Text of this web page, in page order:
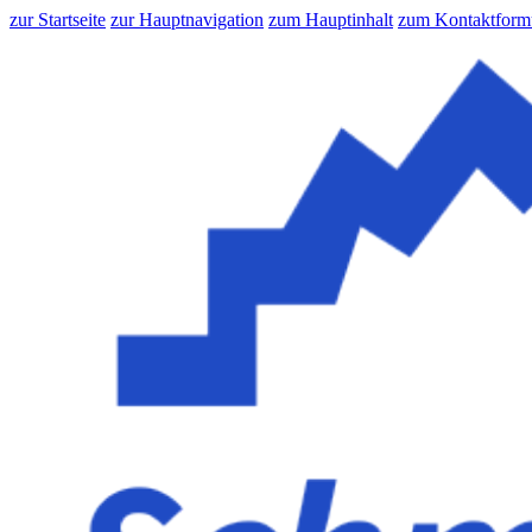
zur Startseite zur Hauptnavigation zum Hauptinhalt zum